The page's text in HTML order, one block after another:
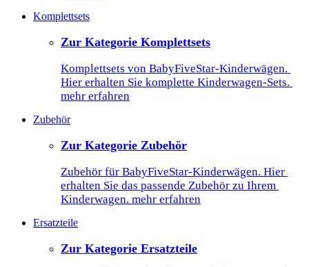
Komplettsets
Zur Kategorie Komplettsets
Komplettsets von BabyFiveStar-Kinderwägen.
Hier erhalten Sie komplette Kinderwagen-Sets.
mehr erfahren
Zubehör
Zur Kategorie Zubehör
Zubehör für BabyFiveStar-Kinderwägen. Hier
erhalten Sie das passende Zubehör zu Ihrem
Kinderwagen. mehr erfahren
Ersatzteile
Zur Kategorie Ersatzteile